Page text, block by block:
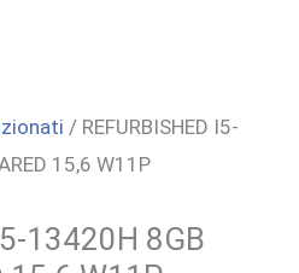
/ REFURBISHED I5-
15,6 W11P
13420H 8GB